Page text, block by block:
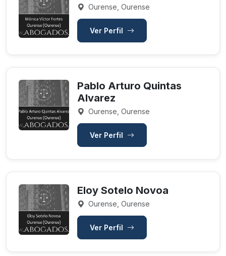
Ourense, Ourense
Ver Perfil
Pablo Arturo Quintas
Alvarez
Ourense, Ourense
Ver Perfil
Eloy Sotelo Novoa
Ourense, Ourense
Ver Perfil